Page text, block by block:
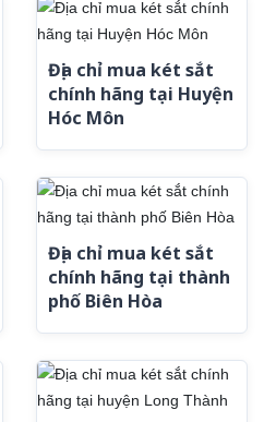
Địa chỉ mua két sắt
chính hãng tại Huyện
Hóc Môn
Địa chỉ mua két sắt
chính hãng tại thành
phố Biên Hòa